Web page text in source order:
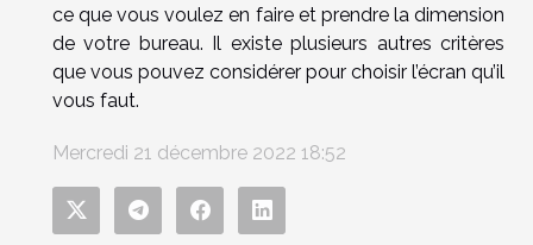
ce que vous voulez en faire et prendre la dimension
de votre bureau. Il existe plusieurs autres critères
que vous pouvez considérer pour choisir l’écran qu’il
vous faut.
Mercredi 21 décembre 2022 18:52